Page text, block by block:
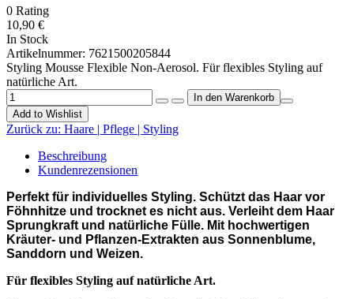
0 Rating
10,90 €
In Stock
Artikelnummer: 7621500205844
Styling Mousse Flexible Non-Aerosol. Für flexibles Styling auf
natürliche Art.
Add to Wishlist
Zurück zu: Haare | Pflege | Styling
Beschreibung
Kundenrezensionen
Perfekt für individuelles Styling. Schützt das Haar vor
Föhnhitze und trocknet es nicht aus. Verleiht dem Haar
Sprungkraft und natürliche Fülle. Mit hochwertigen
Kräuter- und Pflanzen-Extrakten aus Sonnenblume,
Sanddorn und Weizen.
Für flexibles Styling auf natürliche Art.